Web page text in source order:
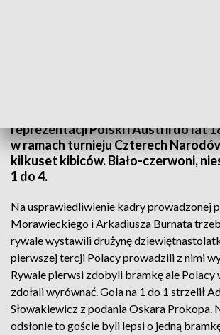
reprezentacji Polski i Austrii do lat
w ramach turnieju Czterech
kilkuset kibiców. Biało-czerwoni,
1 do 4.
Na usprawiedliwienie kadry prowadzonej
Morawieckiego i Arkadiusza Burnata
rywale wystawili drużynę
pierwszej tercji Polacy prowadzili z nimi
Rywale pierwsi zdobyli bramkę ale
zdołali wyrównać. Gola na 1 do 1 strzelił
Słowakiewicz z podania Oskara Prokopa.
odsłonie to goście byli lepsi o jedną